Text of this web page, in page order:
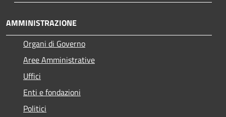
AMMINISTRAZIONE
Organi di Governo
Aree Amministrative
Uffici
Enti e fondazioni
Politici